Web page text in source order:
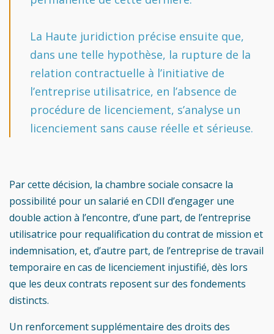
La Haute juridiction précise ensuite que,
dans une telle hypothèse, la rupture de la
relation contractuelle à l’initiative de
l’entreprise utilisatrice, en l’absence de
procédure de licenciement, s’analyse un
licenciement sans cause réelle et sérieuse.
Par cette décision, la chambre sociale consacre la
possibilité pour un salarié en CDII d’engager une
double action à l’encontre, d’une part, de l’entreprise
utilisatrice pour requalification du contrat de mission et
indemnisation, et, d’autre part, de l’entreprise de travail
temporaire en cas de licenciement injustifié, dès lors
que les deux contrats reposent sur des fondements
distincts.
Un renforcement supplémentaire des droits des